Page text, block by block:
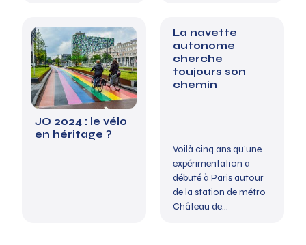
JO 2024 : le vélo
en héritage ?
La navette
autonome
cherche
toujours son
chemin
Voilà cinq ans qu’une
expérimentation a
débuté à Paris autour
de la station de métro
Château de...